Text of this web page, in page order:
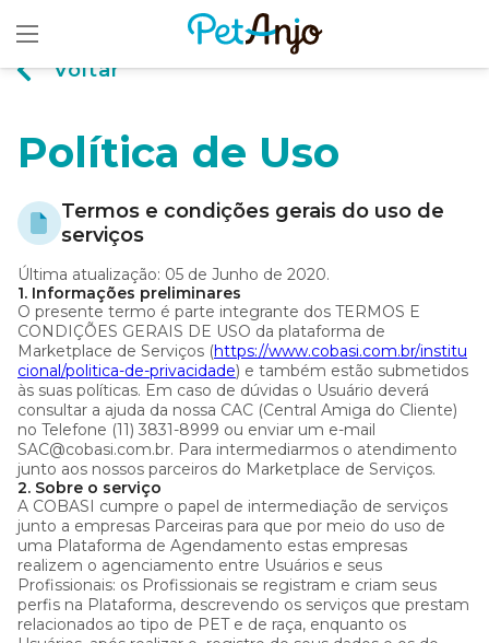
Voltar
Política de Uso
Termos e condições gerais do uso de
serviços
Última atualização: 05 de Junho de 2020.
1. Informações preliminares
O presente termo é parte integrante dos TERMOS E
CONDIÇÕES GERAIS DE USO da plataforma de
Marketplace de Serviços (https://www.cobasi.com.br/institu
cional/politica-de-privacidade) e também estão submetidos
às suas políticas. Em caso de dúvidas o Usuário deverá
consultar a ajuda da nossa CAC (Central Amiga do Cliente)
no Telefone (11) 3831-8999 ou enviar um e-mail
SAC@cobasi.com.br. Para intermediarmos o atendimento
junto aos nossos parceiros do Marketplace de Serviços.
2. Sobre o serviço
A COBASI cumpre o papel de intermediação de serviços
junto a empresas Parceiras para que por meio do uso de
uma Plataforma de Agendamento estas empresas
realizem o agenciamento entre Usuários e seus
Profissionais: os Profissionais se registram e criam seus
perfis na Plataforma, descrevendo os serviços que prestam
relacionados ao tipo de PET e de raça, enquanto os